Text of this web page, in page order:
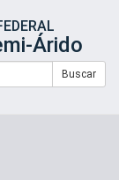
Árido
Buscar